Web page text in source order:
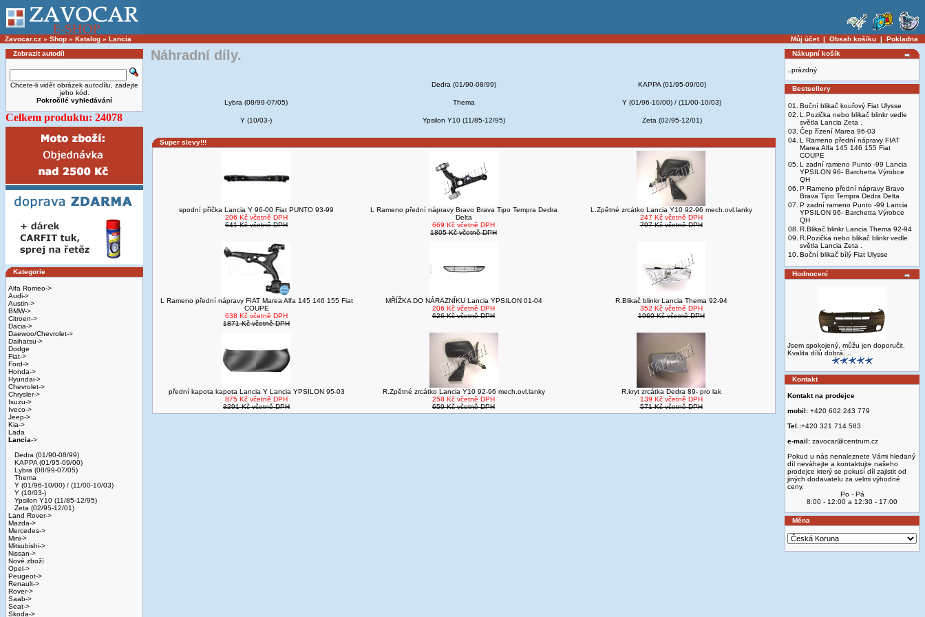
Zavocar.cz » Shop » Katalog » Lancia Můj účet| Obsah košíku | Pokladna
Zobrazit autodíl
Chcete-li vidět obrázek autodílu, zadejte
jeho kód.
Pokročilé vyhledávání
Celkem produktu: 24078
Kategorie
Alfa Romeo->
Audi->
Austin->
BMW->
Citroen->
Dacia->
Daewoo/Chevrolet->
Daihatsu->
Dodge
Fiat->
Ford->
Honda->
Hyundai->
Chevrolet->
Chrysler->
Isuzu->
Iveco->
Jeep->
Kia->
Lada
Lancia->
Dedra (01/90-08/99)
KAPPA (01/95-09/00)
Lybra (08/99-07/05)
Thema
Y (01/96-10/00) / (11/00-10/03)
Y (10/03-)
Ypsilon Y10 (11/85-12/95)
Zeta (02/95-12/01)
Land Rover->
Mazda->
Mercedes->
Mini->
Mitsubishi->
Nissan->
Nové zboží
Opel->
Peugeot->
Renault->
Rover->
Saab->
Seat->
Skoda->
Náhradní díly.
Dedra (01/90-08/99) KAPPA (01/95-09/00)
Lybra (08/99-07/05) Thema Y (01/96-10/00) / (11/00-10/03)
Y (10/03-) Ypsilon Y10 (11/85-12/95) Zeta (02/95-12/01)
Super slevy!!!
spodní příčka Lancia Y 96-00 Fiat PUNTO 93-99
206 Kč včetně DPH
641 Kč včetně DPH
L Rameno přední nápravy Bravo Brava Tipo Tempra Dedra
Delta
669 Kč včetně DPH
1805 Kč včetně DPH
L.Zpětné zrcátko Lancia Y10 92-96 mech.ovl.lanky
247 Kč včetně DPH
797 Kč včetně DPH
L Rameno přední nápravy FIAT Marea Alfa 145 146 155 Fiat
COUPE
638 Kč včetně DPH
1871 Kč včetně DPH
MŘÍŽKA DO NÁRAZNÍKU Lancia YPSILON 01-04
206 Kč včetně DPH
626 Kč včetně DPH
R.Blikač blinkr Lancia Thema 92-94
352 Kč včetně DPH
1960 Kč včetně DPH
přední kapota kapota Lancia Y Lancia YPSILON 95-03
875 Kč včetně DPH
3291 Kč včetně DPH
R.Zpětné zrcátko Lancia Y10 92-96 mech.ovl.lanky
258 Kč včetně DPH
659 Kč včetně DPH
R.kryt zrcátka Dedra 89- pro lak
139 Kč včetně DPH
571 Kč včetně DPH
Nákupní košík
..prázdný
Bestsellery
01.
Boční blikač kouřový Fiat Ulysse
02. L.Pozička nebo blikač blinkr vedle
světla Lancia Zeta .
03. Čep řízení Marea 96-03
04. L Rameno přední nápravy FIAT
Marea Alfa 145 146 155 Fiat
COUPE
05. L zadní rameno Punto -99 Lancia
YPSILON 96- Barchetta Výrobce
QH
06. P Rameno přední nápravy Bravo
Brava Tipo Tempra Dedra Delta
07. P zadní rameno Punto -99 Lancia
YPSILON 96- Barchetta Výrobce
QH
08. R.Blikač blinkr Lancia Thema 92-94
09. R.Pozička nebo blikač blinkr vedle
světla Lancia Zeta .
10. Boční blikač bílý Fiat Ulysse
Hodnocení
Jsem spokojený, můžu jen doporučit.
Kvalita dílů dobrá. ..
Kontakt
Kontakt na prodejce
mobil: +420 602 243 779
Tel.:+420 321 714 583
e-mail: zavocar@centrum.cz
Pokud u nás nenaleznete Vámi hledaný
díl neváhejte a kontaktujte našeho
prodejce který se pokusí díl zajistit od
jiných dodavatelu za velmi výhodné
ceny.
Po - Pá
8:00 - 12:00 a 12:30 - 17:00
Měna